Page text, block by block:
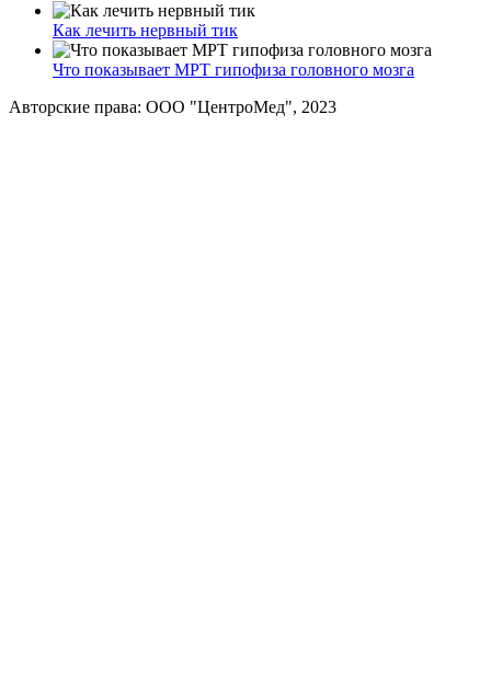
Как лечить нервный тик
Что показывает МРТ гипофиза головного мозга
Авторские права: ООО "ЦентроМед", 2023